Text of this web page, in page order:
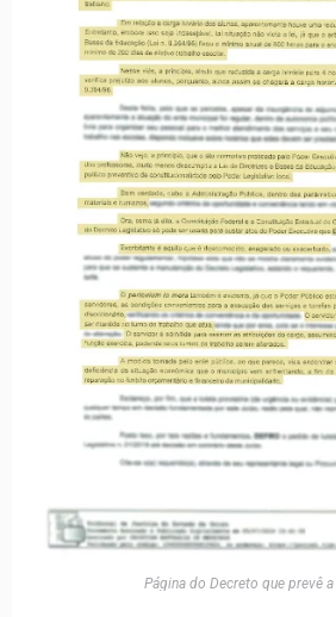
Página do Decreto que prevê